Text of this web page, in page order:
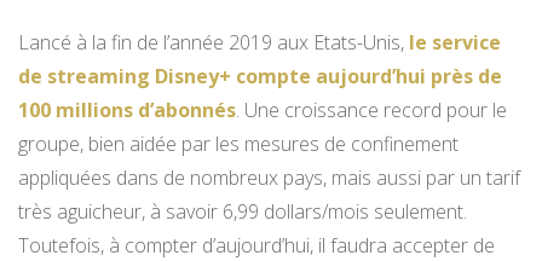
Lancé à la fin de l’année 2019 aux Etats-Unis, le service
de streaming Disney+ compte aujourd’hui près de
100 millions d’abonnés. Une croissance record pour le
groupe, bien aidée par les mesures de confinement
appliquées dans de nombreux pays, mais aussi par un tarif
très aguicheur, à savoir 6,99 dollars/mois seulement.
Toutefois, à compter d’aujourd’hui, il faudra accepter de